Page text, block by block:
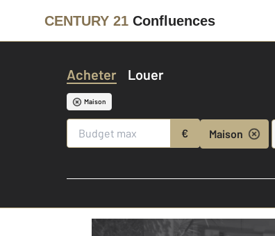
CENTURY 21 Confluences
Acheter Louer
Maison
€ Maison